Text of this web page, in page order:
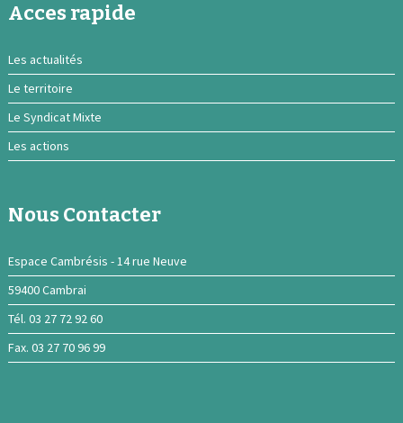
Acces rapide
Les actualités
Le territoire
Le Syndicat Mixte
Les actions
Nous Contacter
Espace Cambrésis - 14 rue Neuve
59400 Cambrai
Tél. 03 27 72 92 60
Fax. 03 27 70 96 99